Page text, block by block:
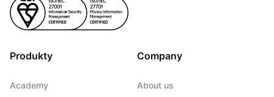
Produkty
Academy
Company
About us